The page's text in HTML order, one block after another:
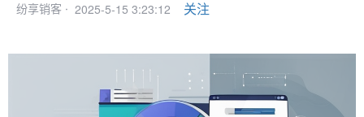
纷享销客 · 2025-5-15 3:23:12 关注